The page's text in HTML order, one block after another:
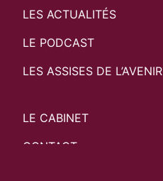
LES ACTUALITÉS
LE PODCAST
LES ASSISES DE L’AVENIR
LE CABINET
CONTACT